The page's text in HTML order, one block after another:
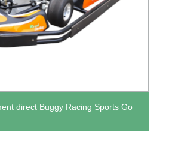
direct Buggy Racing Sports Go